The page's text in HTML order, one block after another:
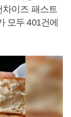
차이즈 패스트
모두 401건에